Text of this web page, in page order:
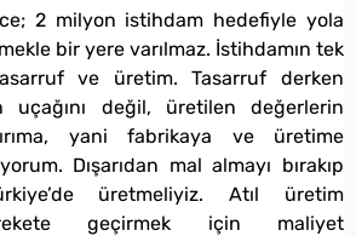
2 milyon istihdam hedefiyle yola
bir yere varılmaz. İstihdamın tek
ve üretim. Tasarruf derken
uçağını değil, üretilen değerlerin
yani fabrikaya ve üretime
Dışarıdan mal almayı bırakıp
üretmeliyiz. Atıl üretim
geçirmek için maliyet